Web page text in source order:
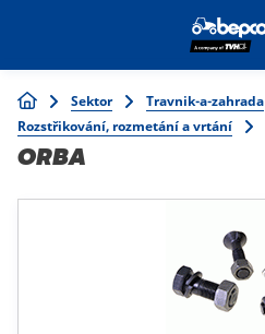
content
navigation
Zemědělství
Přihlásit se k nákupu
Breadcrumb
Sektor Travnik-a-zahrada
Rozstřikování, rozmetání a vrtání
ORBA